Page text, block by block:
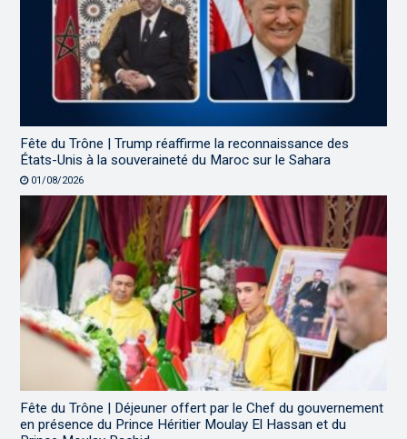
Fête du Trône | Trump réaffirme la reconnaissance des
États-Unis à la souveraineté du Maroc sur le Sahara
01/08/2026
Fête du Trône | Déjeuner offert par le Chef du gouvernement
en présence du Prince Héritier Moulay El Hassan et du